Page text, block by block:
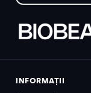
INFORMAȚII